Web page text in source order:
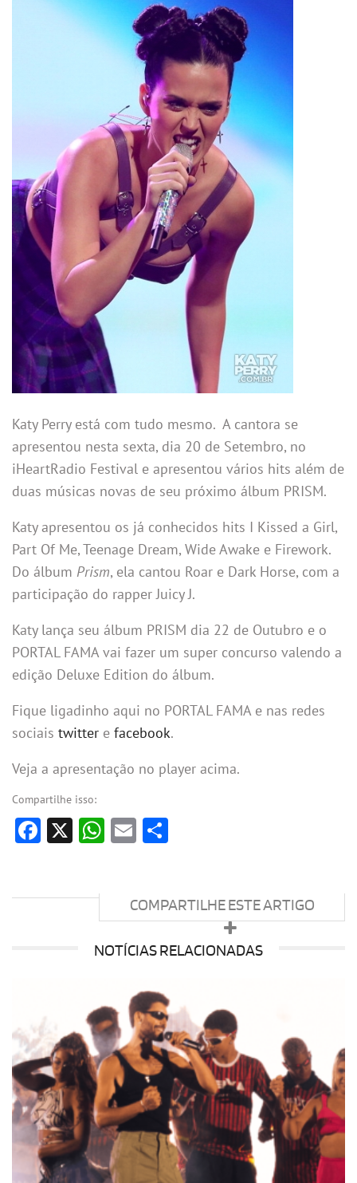
Katy Perry está com tudo mesmo. A cantora se
apresentou nesta sexta, dia 20 de Setembro, no
iHeartRadio Festival e apresentou vários hits além de
duas músicas novas de seu próximo álbum PRISM.
Katy apresentou os já conhecidos hits I Kissed a Girl,
Part Of Me, Teenage Dream, Wide Awake e Firework.
Do álbum Prism, ela cantou Roar e Dark Horse, com a
participação do rapper Juicy J.
Katy lança seu álbum PRISM dia 22 de Outubro e o
PORTAL FAMA vai fazer um super concurso valendo a
edição Deluxe Edition do álbum.
Fique ligadinho aqui no PORTAL FAMA e nas redes
sociais twitter e facebook.
Veja a apresentação no player acima.
Compartilhe isso:
Facebook
X WhatsApp
Email
COMPARTILHE ESTE ARTIGO
NOTÍCIAS RELACIONADAS